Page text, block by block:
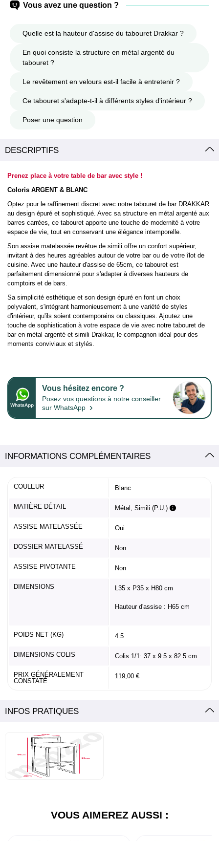
Vous avez une question ?
Quelle est la hauteur d'assise du tabouret Drakkar ?
En quoi consiste la structure en métal argenté du
tabouret ?
Le revêtement en velours est-il facile à entretenir ?
Ce tabouret s'adapte-t-il à différents styles d'intérieur ?
Poser une question
DESCRIPTIFS
Prenez place à votre table de bar avec style !
Coloris ARGENT & BLANC
Optez pour le raffinement discret avec notre tabouret de bar DRAKKAR
au design épuré et sophistiqué. Avec sa structure en métal argenté aux
barres carrées, ce tabouret apporte une touche de modernité à votre
espace de vie, tout en conservant une élégance intemporelle.
Son assise matelassée revêtue de simili offre un confort supérieur,
invitant à des heures agréables autour de votre bar ou de votre îlot de
cuisine. Avec une hauteur d'assise de 65cm, ce tabouret est
parfaitement dimensionné pour s'adapter à diverses hauteurs de
comptoirs et de bars.
Sa simplicité esthétique et son design épuré en font un choix
polyvalent, s'intégrant harmonieusement à une variété de styles
d'intérieur, qu'ils soient contemporains ou classiques. Ajoutez une
touche de sophistication à votre espace de vie avec notre tabouret de
bar en métal argenté et simili Drakkar, le compagnon idéal pour des
moments conviviaux et stylés.
Vous hésitez encore ?
Posez vos questions à notre conseiller
sur WhatsApp ›
INFORMATIONS COMPLÉMENTAIRES
COULEUR Blanc
MATIÈRE DÉTAIL Métal, Simili (P.U.)
ASSISE MATELASSÉE Oui
DOSSIER MATELASSÉ Non
ASSISE PIVOTANTE Non
DIMENSIONS L35 x P35 x H80 cm
Hauteur d'assise : H65 cm
POIDS NET (KG) 4.5
DIMENSIONS COLIS Colis 1/1: 37 x 9.5 x 82.5 cm
PRIX GÉNÉRALEMENT
CONSTATÉ
119,00 €
INFOS PRATIQUES
VOUS AIMEREZ AUSSI :